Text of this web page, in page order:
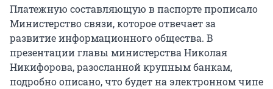
Платежную составляющую в паспорте прописало
Министерство связи, которое отвечает за
развитие информационного общества. В
презентации главы министерства Николая
Никифорова, разосланной крупным банкам,
подробно описано, что будет на электронном чипе